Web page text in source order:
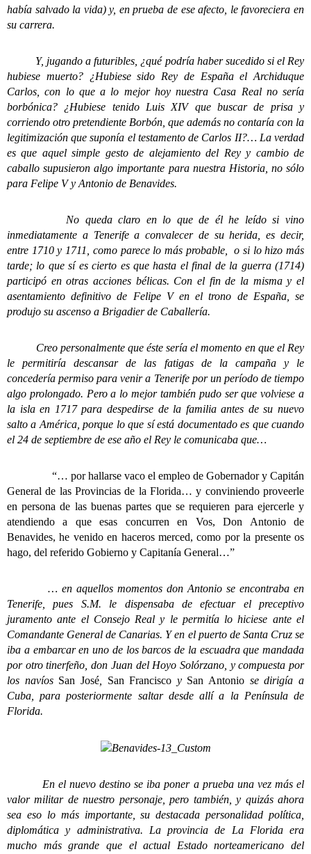
había salvado la vida) y, en prueba de ese afecto, le favoreciera en
su carrera.
Y, jugando a futuribles, ¿qué podría haber sucedido si el Rey
hubiese muerto? ¿Hubiese sido Rey de España el Archiduque
Carlos, con lo que a lo mejor hoy nuestra Casa Real no sería
borbónica? ¿Hubiese tenido Luis XIV que buscar de prisa y
corriendo otro pretendiente Borbón, que además no contaría con la
legitimización que suponía el testamento de Carlos II?… La verdad
es que aquel simple gesto de alejamiento del Rey y cambio de
caballo supusieron algo importante para nuestra Historia, no sólo
para Felipe V y Antonio de Benavides.
No queda claro en lo que de él he leído si vino
inmediatamente a Tenerife a convalecer de su herida, es decir,
entre 1710 y 1711, como parece lo más probable, o si lo hizo más
tarde; lo que sí es cierto es que hasta el final de la guerra (1714)
participó en otras acciones bélicas. Con el fin de la misma y el
asentamiento definitivo de Felipe V en el trono de España, se
produjo su ascenso a Brigadier de Caballería.
Creo personalmente que éste sería el momento en que el Rey
le permitiría descansar de las fatigas de la campaña y le
concedería permiso para venir a Tenerife por un período de tiempo
algo prolongado. Pero a lo mejor también pudo ser que volviese a
la isla en 1717 para despedirse de la familia antes de su nuevo
salto a América, porque lo que sí está documentado es que cuando
el 24 de septiembre de ese año el Rey le comunicaba que…
“… por hallarse vaco el empleo de Gobernador y Capitán
General de las Provincias de la Florida… y conviniendo proveerle
en persona de las buenas partes que se requieren para ejercerle y
atendiendo a que esas concurren en Vos, Don Antonio de
Benavides, he venido en haceros merced, como por la presente os
hago, del referido Gobierno y Capitanía General…”
…en aquellos momentos don Antonio se encontraba en
Tenerife, pues S.M. le dispensaba de efectuar el preceptivo
juramento ante el Consejo Real y le permitía lo hiciese ante el
Comandante General de Canarias. Y en el puerto de Santa Cruz se
iba a embarcar en uno de los barcos de la escuadra que mandada
por otro tinerfeño, don Juan del Hoyo Solórzano, y compuesta por
los navíos San José, San Francisco y San Antonio se dirigía a
Cuba, para posteriormente saltar desde allí a la Península de
Florida.
En el nuevo destino se iba poner a prueba una vez más el
valor militar de nuestro personaje, pero también, y quizás ahora
sea eso lo más importante, su destacada personalidad política,
diplomática y administrativa. La provincia de La Florida era
mucho más grande que el actual Estado norteamericano del